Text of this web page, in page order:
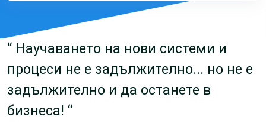
“ Научаването на нови системи и
процеси не е задължително... но не е
задължително и да останете в
бизнеса! “